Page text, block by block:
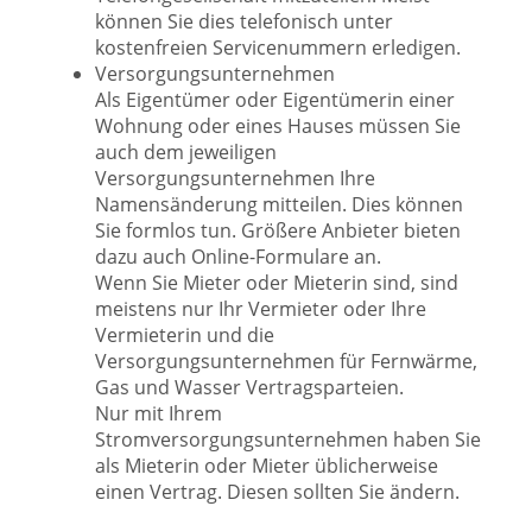
können Sie dies telefonisch unter
kostenfreien Servicenummern erledigen.
Versorgungsunternehmen
Als Eigentümer oder Eigentümerin einer
Wohnung oder eines Hauses müssen Sie
auch dem jeweiligen
Versorgungsunternehmen Ihre
Namensänderung mitteilen. Dies können
Sie formlos tun. Größere Anbieter bieten
dazu auch Online-Formulare an.
Wenn Sie Mieter oder Mieterin sind, sind
meistens nur Ihr Vermieter oder Ihre
Vermieterin und die
Versorgungsunternehmen für Fernwärme,
Gas und Wasser Vertragsparteien.
Nur mit Ihrem
Stromversorgungsunternehmen haben Sie
als Mieterin oder Mieter üblicherweise
einen Vertrag. Diesen sollten Sie ändern.